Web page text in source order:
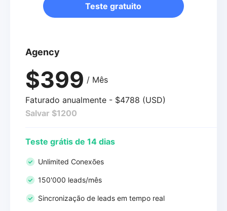
Teste gratuito
Agency
$399 / Mês
Faturado anualmente - $4788 (USD)
Salvar $1200
Teste grátis de 14 dias
Unlimited Conexões
150'000 leads/mês
Sincronização de leads em tempo real